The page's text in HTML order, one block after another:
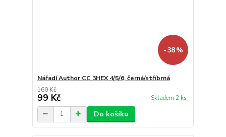
- 38 %
Nářadí Author CC 3HEX 4/5/6, černá/stříbrná
160 Kč
99 Kč Skladem 2 ks
Do košíku